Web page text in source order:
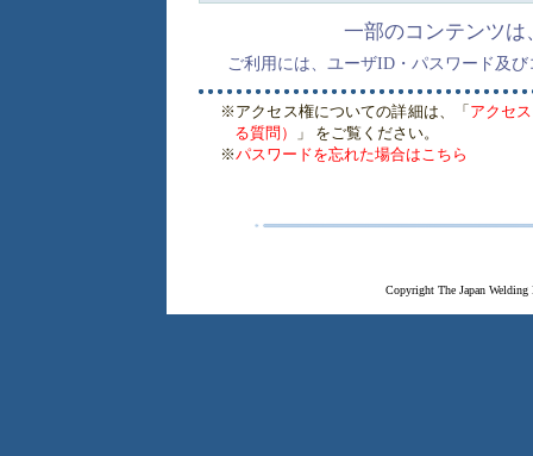
一部のコンテンツ
ご利用には、ユーザID・パスワード及
※アクセス権についての詳細は、「 アクセ
る質問）
」 をご覧ください。
※パスワードを忘れた場合はこちら
Copyright The Japan